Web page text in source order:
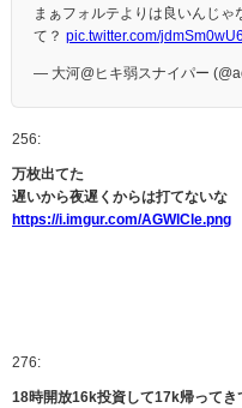
まぁフォルテよりは良いんじ
て？ pic.twitter.com/
— 大河@ヒキ弱スナイパー
256:
万枚出てた
遅いから夜遅くからは打てないな
https://i.imgur.com/AGWlCle.png
276:
18時開放16k投資して17k帰ってき